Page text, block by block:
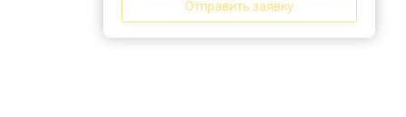
Отправить заявку